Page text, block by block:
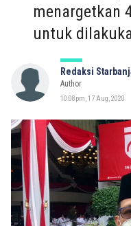
menargetkan
untuk
Redaksi
Author
10:08pm, 17 Aug, 2020